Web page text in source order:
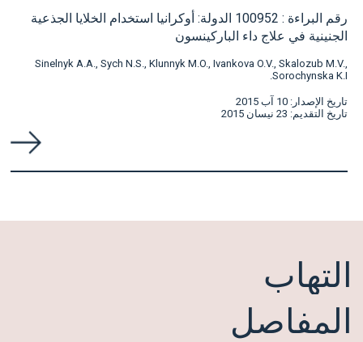
رقم البراءة : 100952 الدولة: أوكرانيا استخدام الخلايا الجذعية
الجنينية في علاج داء الباركينسون
Sinelnyk A.A., Sych N.S., Klunnyk M.O., Ivankova O.V., Skalozub M.V.,
Sorochynska K.I.
تاريخ الإصدار: 10 آب 2015
تاريخ التقديم: 23 نيسان 2015
التهاب
المفاصل